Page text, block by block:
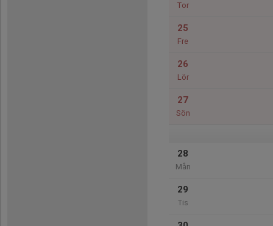
Tor
25
Fre
26
Lör
27
Sön
28
Mån
29
Tis